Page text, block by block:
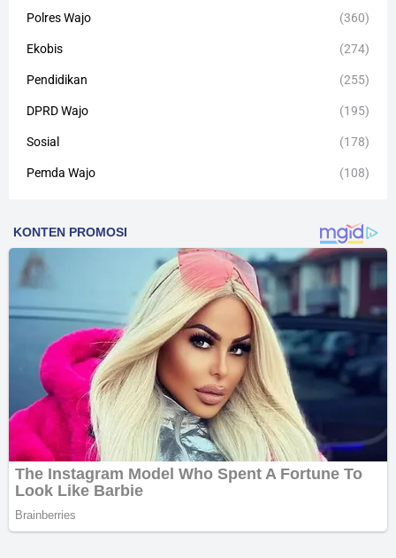
Polres Wajo (360)
Ekobis (274)
Pendidikan (255)
DPRD Wajo (195)
Sosial (178)
Pemda Wajo (108)